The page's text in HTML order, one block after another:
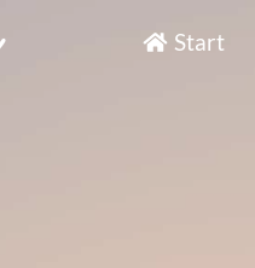
Start